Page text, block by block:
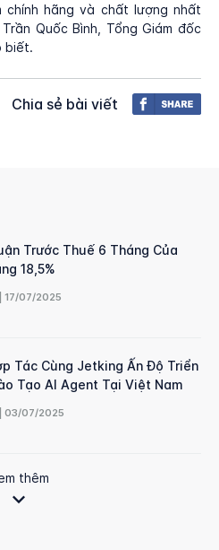
chính hãng và chất lượng nhất
Quốc Bình, Tổng Giám đốc
biết.
Chia sẻ bài viết
Trước Thuế 6 Tháng Của
18,5%
17/07/2025
Tác Cùng Jetking Ấn Độ Triển
Tạo AI Agent Tại Việt Nam
03/07/2025
thêm